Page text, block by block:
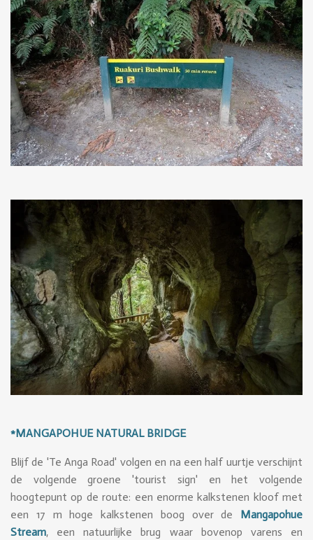
*MANGAPOHUE NATURAL BRIDGE
Blijf de 'Te Anga Road' volgen en na een half uurtje verschijnt
de volgende groene 'tourist sign' en het volgende
hoogtepunt op de route: een enorme kalkstenen kloof met
een 17 m hoge kalkstenen boog over de
Mangapohue
Stream, een natuurlijke brug waar bovenop varens en